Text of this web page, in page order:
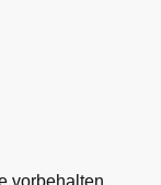
vorbehalten.